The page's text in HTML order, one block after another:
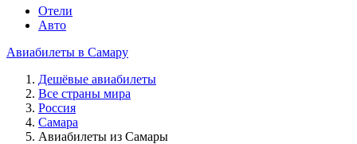
Отели
Авто
Авиабилеты в Самару
Дешёвые авиабилеты
Все страны мира
Россия
Самара
Авиабилеты из Самары